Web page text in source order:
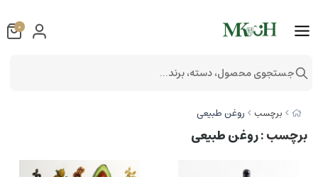
برچسب روغن طبیعی
برچسب: روغن طبیعی
0
جستجوی محصول، دسته، برند...